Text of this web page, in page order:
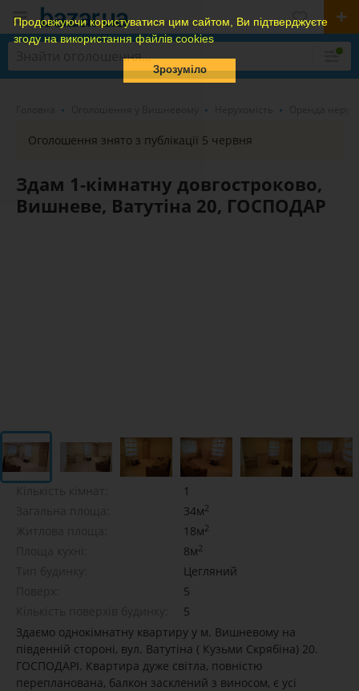
Продовжуючи користуватися цим сайтом, Ви підтверджуєте
згоду на використання файлів cookies
Зрозуміло
Оголошення знято з публікації 5 червня
Здам 1-кімнатну довгостроково,
Вишневе, Ватутіна 20, ГОСПОДАР
1
34м2
18м2
8м2
Цегляний
5
5
Здаємо однокімнатну квартиру у м. Вишневому на
південній стороні, вул. Ватутіна ( Кузьми Скрябіна) 20.
ГОСПОДАРІ. Квартира дуже світла, повністю
перепланована, балкон засклений з виносом, є усі